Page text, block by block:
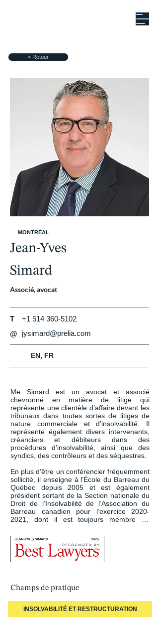
< Retour
MONTRÉAL
Jean-Yves
Simard
Associé, avocat
T
+1 514 360-5102
@
jysimard@prelia.com
EN, FR
Me Simard est un avocat et associé
chevronné en matière de litige qui
représente une clientèle d’affaire devant les
tribunaux dans toutes sortes de litiges de
nature commerciale et d’insolvabilité. Il
représente également divers intervenants,
créanciers et débiteurs dans des
procédures d’insolvabilité, ainsi que des
syndics, des contrôleurs et des séquestres.
En plus d’être un conférencier fréquemment
sollicité, il enseigne à l’École du Barreau du
Québec depuis 2005 et est également
président sortant de la Section nationale du
Droit de l’Insolvabilité de l’Association du
Barreau canadien pour l’exercice 2020-
2021, dont il est toujours membre de
Champs de pratique
INSOLVABILITÉ ET RESTRUCTURATION